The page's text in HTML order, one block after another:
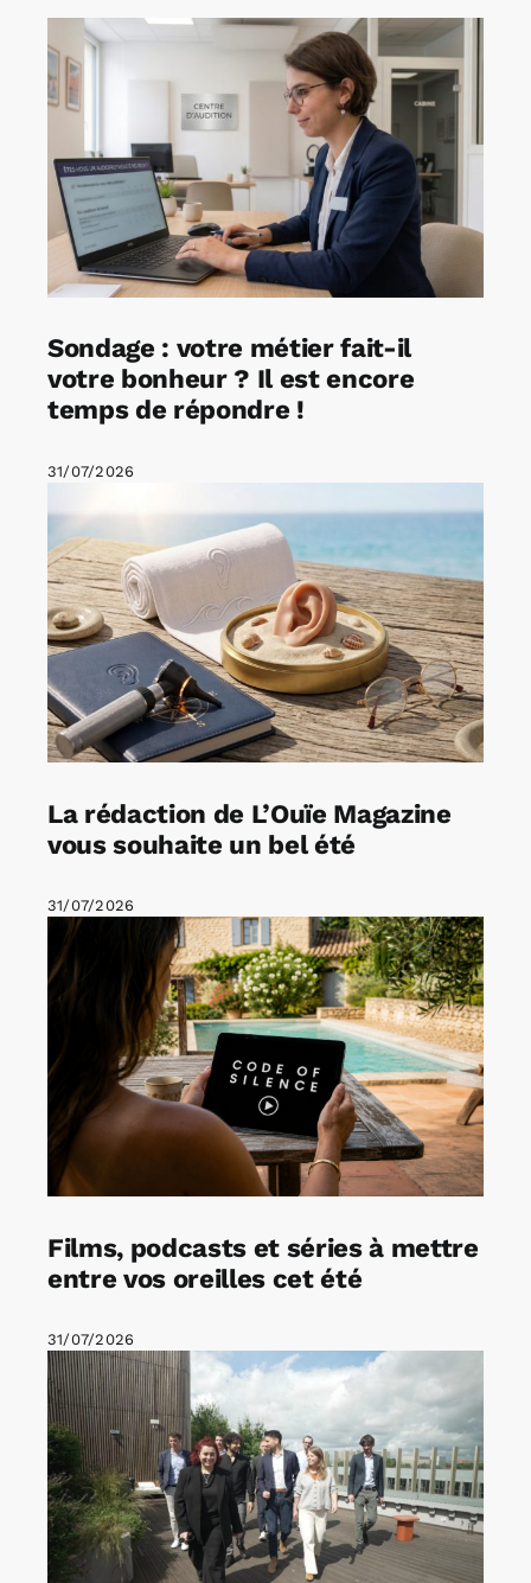
Sondage : votre métier fait-il
votre bonheur ? Il est encore
temps de répondre !
31/07/2026
La rédaction de L’Ouïe Magazine
vous souhaite un bel été
31/07/2026
Films, podcasts et séries à mettre
entre vos oreilles cet été
31/07/2026